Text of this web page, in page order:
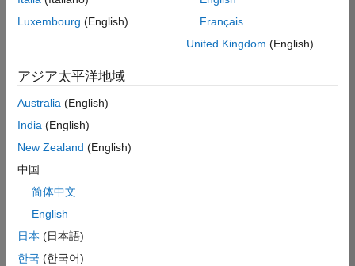
ん。
範
囲
を
広
る
か、
す
て
の
求
Luxembourg (English)
Français
United Kingdom (English)
アジア太平洋地域
Australia (English)
India (English)
New Zealand (English)
中国
简体中文
English
日本 (日本語)
한국 (한국어)